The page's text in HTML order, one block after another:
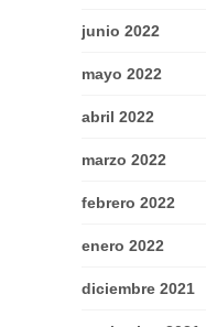
junio 2022
mayo 2022
abril 2022
marzo 2022
febrero 2022
enero 2022
diciembre 2021